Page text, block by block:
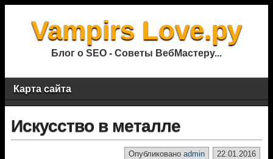
Vampirs Love.ру
Блог о SEO - Советы ВебМастеру...
Карта сайта
Искусство в металле
22.01.2016
Опубликовано admin